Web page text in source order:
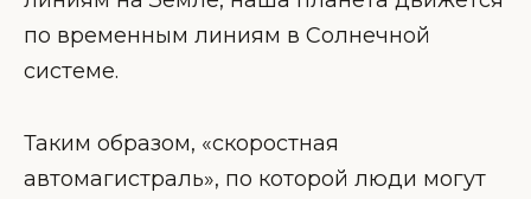
по временным линиям в Солнечной
системе.
Таким образом, «скоростная
автомагистраль», по которой люди могут